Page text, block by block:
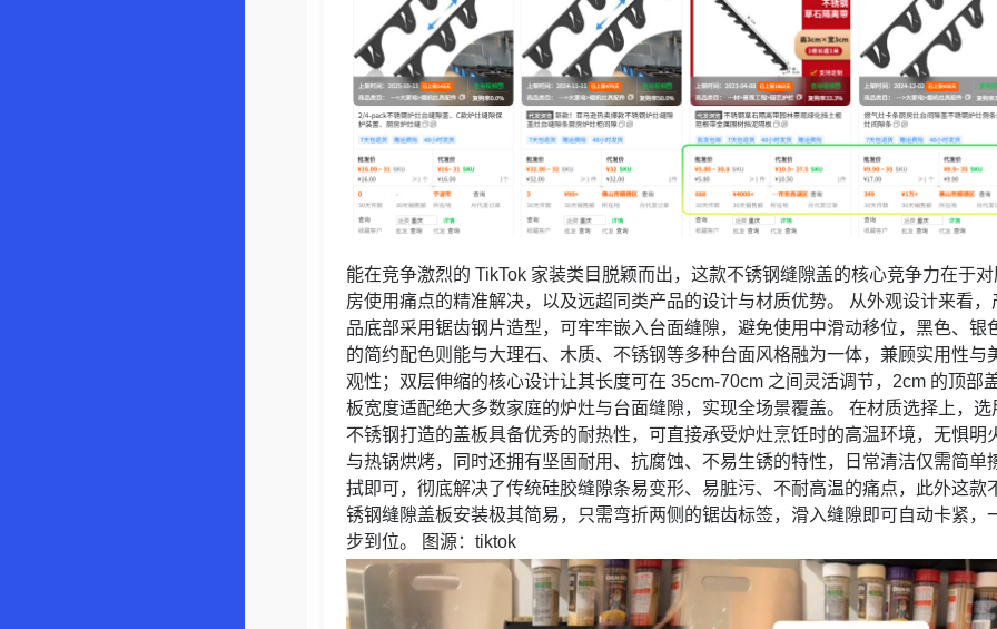
能在竞争激烈的 TikTok 家装类目脱颖而出，这款不锈钢缝隙盖的核心竞争力在于
房使用痛点的精准解决，以及远超同类产品的设计与材质优势。 从外观设计来看，
品底部采用锯齿钢片造型，可牢牢嵌入台面缝隙，避免使用中滑动移位，黑色、银
的简约配色则能与大理石、木质、不锈钢等多种台面风格融为一体，兼顾实用性与
观性；双层伸缩的核心设计让其长度可在 35cm-70cm 之间灵活调节，2cm 的顶部
板宽度适配绝大多数家庭的炉灶与台面缝隙，实现全场景覆盖。 在材质选择上，选
不锈钢打造的盖板具备优秀的耐热性，可直接承受炉灶烹饪时的高温环境，无惧明
与热锅烘烤，同时还拥有坚固耐用、抗腐蚀、不易生锈的特性，日常清洁仅需简单
拭即可，彻底解决了传统硅胶缝隙条易变形、易脏污、不耐高温的痛点，此外这款
锈钢缝隙盖板安装极其简易，只需弯折两侧的锯齿标签，滑入缝隙即可自动卡紧，
步到位。 图源：tiktok